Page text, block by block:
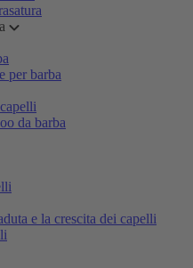
per barba
da barba
e la crescita dei capelli